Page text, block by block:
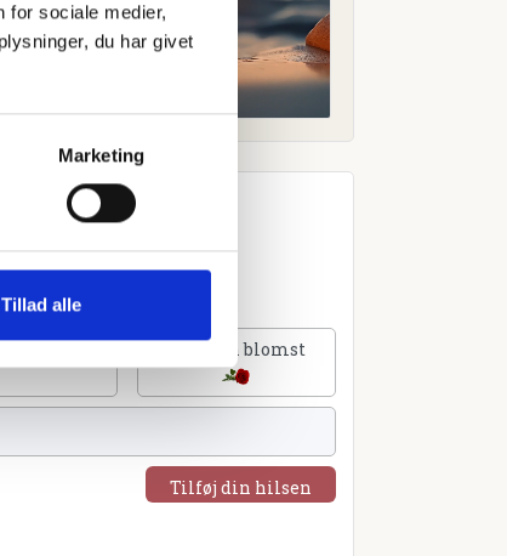
for sociale medier,
du har givet
Marketing
Tillad alle
Tilføj en blomst
Tilføj din hilsen